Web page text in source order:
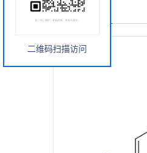
产品展厅
二维码扫描访问